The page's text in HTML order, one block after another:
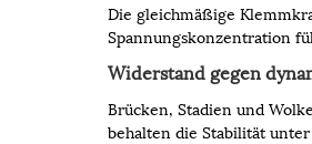
Die gleichmäßige
Spannungskonzentration
Widerstand gegen
Brücken, Stadien und
behalten die Stabilität